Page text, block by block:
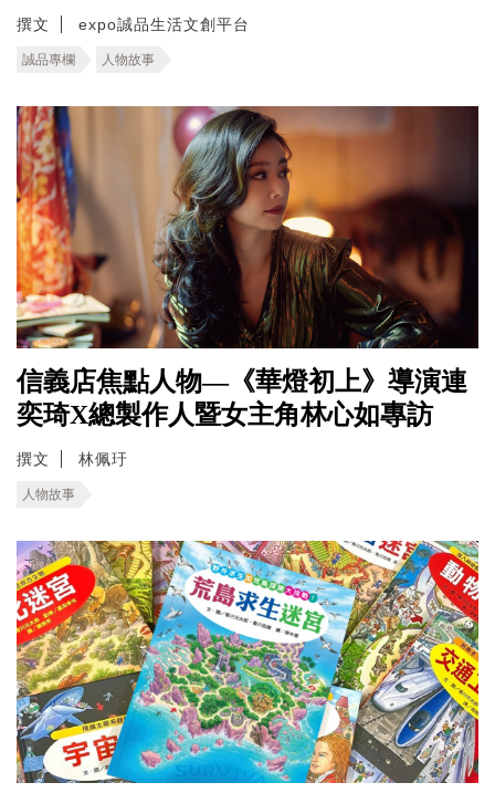
撰文 expo誠品生活文創平台
誠品專欄 人物故事
信義店焦點人物—《華燈初上》導演連
奕琦X總製作人暨女主角林心如專訪
撰文 林佩玗
人物故事